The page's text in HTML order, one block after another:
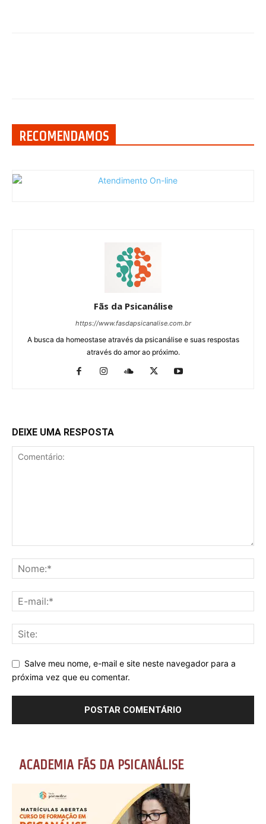
RECOMENDAMOS
Fãs da Psicanálise
https://www.fasdapsicanalise.com.br
A busca da homeostase através da psicanálise e suas respostas
através do amor ao próximo.
DEIXE UMA RESPOSTA
Salve meu nome, e-mail e site neste navegador para a
próxima vez que eu comentar.
ACADEMIA FÃS DA PSICANÁLISE